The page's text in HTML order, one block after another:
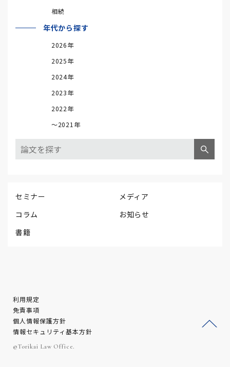
相続
年代から探す
2026年
2025年
2024年
2023年
2022年
～2021年
セミナー
メディア
コラム
お知らせ
書籍
利用規定
免責事項
個人情報保護方針
情報セキュリティ基本方針
©Torikai Law Office.